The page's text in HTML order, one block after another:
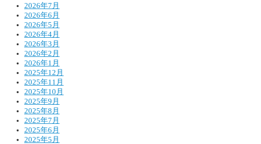
2026年7月
2026年6月
2026年5月
2026年4月
2026年3月
2026年2月
2026年1月
2025年12月
2025年11月
2025年10月
2025年9月
2025年8月
2025年7月
2025年6月
2025年5月